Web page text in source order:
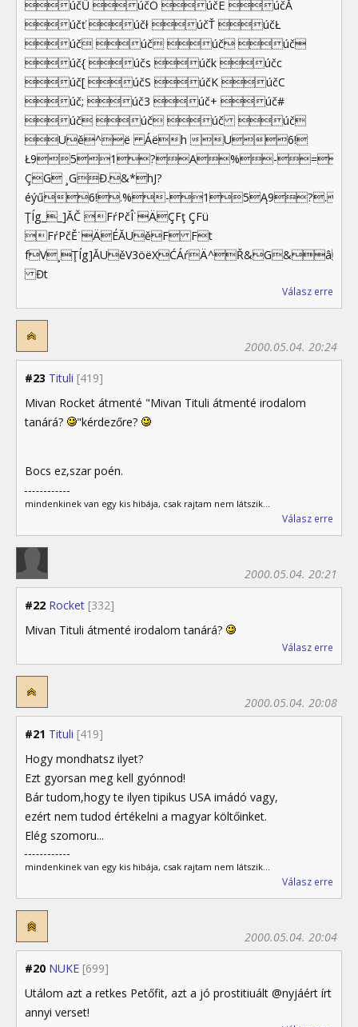
účŰ účÓ účË účĂ
účť účł účŤ účŁ
úč úč úč úč
úč{ účs účk účc
úč[ účS účK účC
úč; úč3 úč+ úč#
úč úč úč úč
Uě^ë Áëh U6!
Ł951?A%-
ÇG ¸GĐ.&*hJ?
éýű6!.%-
ŢÍg__]ĂČ FŕPčÎ˙ÄÇFţ ÇFü
FŕPčĚ˙ÄÉĂUěF Ft
fV¸ŢÍg]ĂUěV3öëXĆÁŕÄ^Ř&G&â%
Đt
Válasz erre
#23 Tituli [419]
2000.05.04. 20:24
Mivan Rocket átmenté "Mivan Tituli átmenté irodalom
tanárá?
"kérdezőre?
Bocs ez,szar poén.
mindenkinek van egy kis hibája, csak rajtam nem látszik...
Válasz erre
#22 Rocket [332]
2000.05.04. 20:21
Mivan Tituli átmenté irodalom tanárá?
Válasz erre
#21 Tituli [419]
2000.05.04. 20:08
Hogy mondhatsz ilyet?
Ezt gyorsan meg kell gyónnod!
Bár tudom,hogy te ilyen tipikus USA imádó vagy,
ezért nem tudod értékelni a magyar költőinket.
Elég szomoru...
mindenkinek van egy kis hibája, csak rajtam nem látszik...
Válasz erre
#20 NUKE [699]
2000.05.04. 20:04
Utálom azt a retkes Petőfit, azt a jó prostitiuált @nyjáért írt
annyi verset!